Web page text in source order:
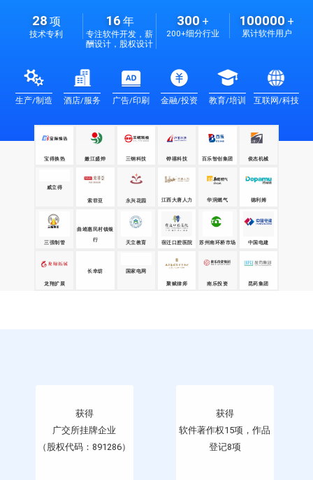
28项
技术专利
16年
专注软件开发，薪
酬设计，股权设计
300 +
200+细分行业
100000 +
累计软件用户
生产/制造 酒店/服务 广告/印刷 金融/投资 教育/培训 互联网/科技
宝得换热 嫩江盛烨 三钢科技 铧禧科技 百乐智创集团 俊杰机械
索菲亚 永兴花园 江西大唐人力 华润燃气 德利姆
三强制管
曲靖惠民村镇银
行
天立教育 宿迁口腔医院 苏州南环桥市场 中国电建
龙翔扩展
国家电网
聚赋律师 南乐投资 昆药集团
获得
广交所挂牌企业
（股权代码：891286）
获得
软件著作权15项，作品